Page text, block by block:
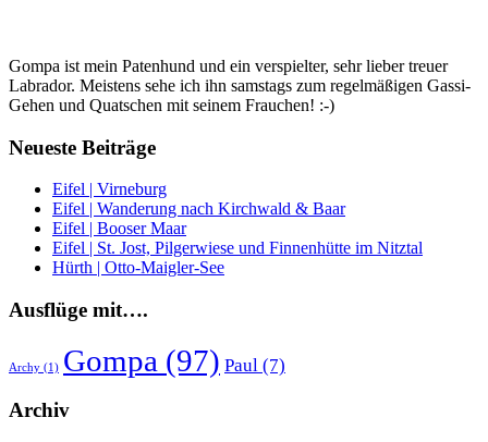
Gompa ist mein Patenhund und ein verspielter, sehr lieber treuer
Labrador. Meistens sehe ich ihn samstags zum regelmäßigen Gassi-
Gehen und Quatschen mit seinem Frauchen! :-)
Neueste Beiträge
Eifel | Virneburg
Eifel | Wanderung nach Kirchwald & Baar
Eifel | Booser Maar
Eifel | St. Jost, Pilgerwiese und Finnenhütte im Nitztal
Hürth | Otto-Maigler-See
Ausflüge mit….
Archy (1) Gompa (97) Paul (7)
Archiv